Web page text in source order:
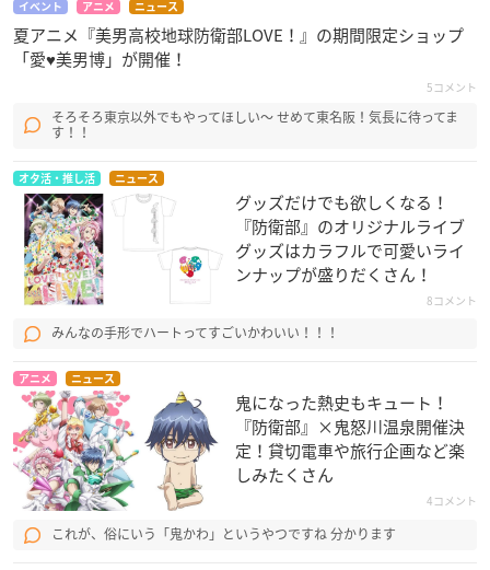
イベント アニメ ニュース
夏アニメ『美男高校地球防衛部LOVE！』の期間限定ショップ
「愛♥美男博」が開催！
5コメント
そろそろ東京以外でもやってほしい〜 せめて東名阪！気長に待ってま
す！！
オタ活・推し活 ニュース
グッズだけでも欲しくなる！
『防衛部』のオリジナルライブ
グッズはカラフルで可愛いライ
ンナップが盛りだくさん！
8コメント
みんなの手形でハートってすごいかわいい！！！
アニメ ニュース
鬼になった熱史もキュート！
『防衛部』×鬼怒川温泉開催決
定！貸切電車や旅行企画など楽
しみたくさん
4コメント
これが、俗にいう「鬼かわ」というやつですね 分かります